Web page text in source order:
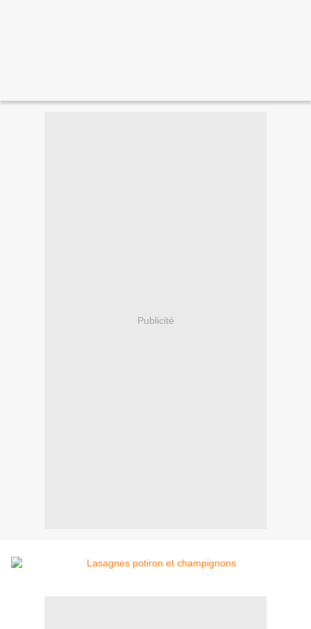
Publicité